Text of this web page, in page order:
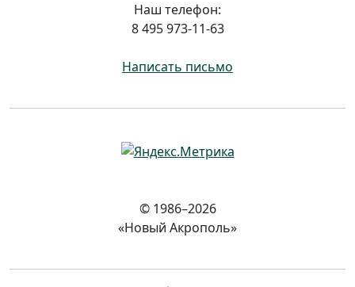
Наш телефон:
8 495 973-11-63
Написать письмо
© 1986–2026
«Новый Акрополь»